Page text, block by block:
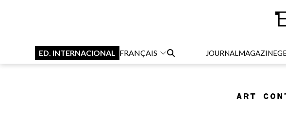
ED. INTERNACIONAL FRANÇAIS JOURNALMAGAZINE